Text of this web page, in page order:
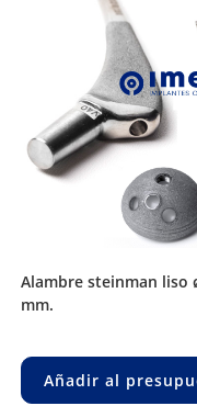
alambre steinman liso ø 3,5 mm. long. 220 mm.long: 220
mm.
Añadir al